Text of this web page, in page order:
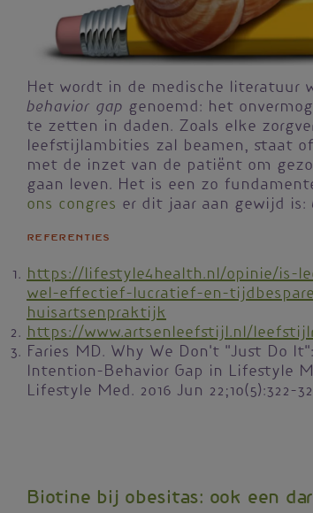
Het wordt in de medische literatuur
behavior gap genoemd: het
te zetten in daden. Zoals elke
leefstijlambities zal beamen, staat
met de inzet van de patiënt om
gaan leven. Het is een zo
ons congres er dit jaar aan gewijd is:
Referenties
https://lifestyle4health.nl/opinie/is-
wel-effectief-lucratief-en-
huisartsenpraktijk
https://www.artsenleefstijl.nl/
Faries MD. Why We Don't "Just Do
Intention-Behavior Gap in Lifestyle
Lifestyle Med. 2016 Jun 22;10(5):322-
Biotine bij obesitas: ook een